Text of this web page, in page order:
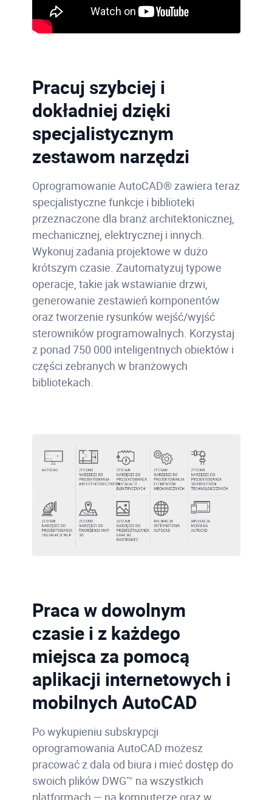
Pracuj szybciej i
dokładniej dzięki
specjalistycznym
zestawom narzędzi
Oprogramowanie AutoCAD® zawiera teraz
specjalistyczne funkcje i biblioteki
przeznaczone dla branż architektonicznej,
mechanicznej, elektrycznej i innych.
Wykonuj zadania projektowe w dużo
krótszym czasie. Zautomatyzuj typowe
operacje, takie jak wstawianie drzwi,
generowanie zestawień komponentów
oraz tworzenie rysunków wejść/wyjść
sterowników programowalnych. Korzystaj
z ponad 750 000 inteligentnych obiektów i
części zebranych w branżowych
bibliotekach.
Praca w dowolnym
czasie i z każdego
miejsca za pomocą
aplikacji internetowych i
mobilnych AutoCAD
Po wykupieniu subskrypcji
oprogramowania AutoCAD możesz
pracować z dala od biura i mieć dostęp do
swoich plików DWG™ na wszystkich
platformach — na komputerze oraz w